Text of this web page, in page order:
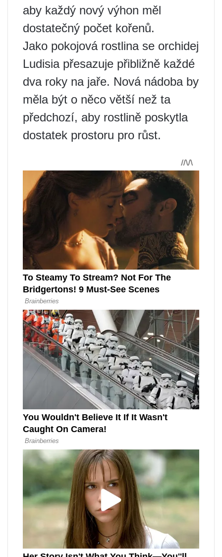
aby každý nový výhon měl
dostatečný počet kořenů.
Jako pokojová rostlina se orchidej
Ludisia přesazuje přibližně každé
dva roky na jaře. Nová nádoba by
měla být o něco větší než ta
předchozí, aby rostlině poskytla
dostatek prostoru pro růst.